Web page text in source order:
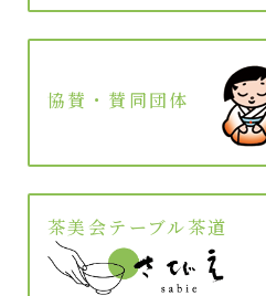
協賛・賛同団体
茶美会テーブル茶道